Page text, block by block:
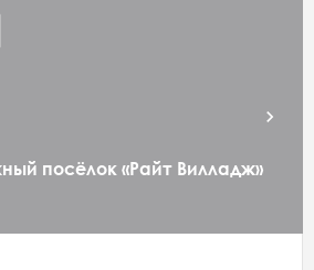
посёлок «Райт Вилладж»